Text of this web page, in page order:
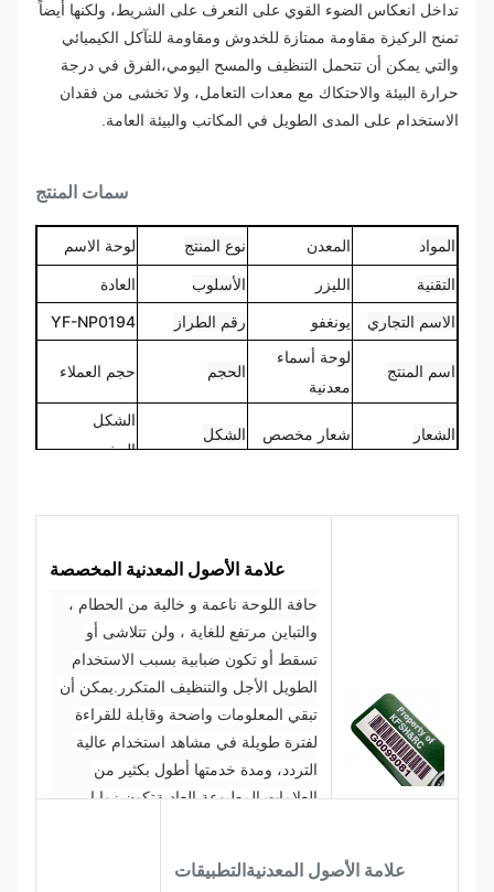
تداخل انعكاس الضوء القوي على التعرف على الشريط، ولكنها أيضاً
تمنح الركيزة مقاومة ممتازة للخدوش ومقاومة للتآكل الكيميائي
والتي يمكن أن تتحمل التنظيف والمسح اليومي،الفرق في درجة
حرارة البيئة والاحتكاك مع معدات التعامل، ولا تخشى من فقدان
الاستخدام على المدى الطويل في المكاتب والبيئة العامة.
سمات المنتج
المعدن نوع المنتج لوحة الاسم
التقنية الأسلوب
الاسم التجاري
يونغفو رقم الطراز YF-NP0194
اسم المنتج
لوحة أسماء
معدنية
الحجم حجم العملاء
الشعار شعار مخصص الشكل
الشكل
المخصص
اللون
Pantone،
التصميم
علامة الأصول المعدنية المخصصة
حافة اللوحة ناعمة و خالية من الحطام ،
والتباين مرتفع للغاية ، ولن تتلاشى أو
تسقط أو تكون ضبابية بسبب الاستخدام
الطويل الأجل والتنظيف المتكرر.يمكن أن
تبقي المعلومات واضحة وقابلة للقراءة
لفترة طويلة في مشاهد استخدام عالية
التردد، ومدة خدمتها أطول بكثير من
العلامات المطبوعة العاديةتكون زوايا
والاستخدام ،وتلبية متطلبات إدارة السلامةعلامة الأصول المعدنيةالتطبيقات